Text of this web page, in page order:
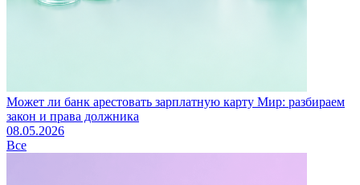
Может ли банк арестовать зарплатную карту Мир: разбираем
закон и права должника
08.05.2026
Все